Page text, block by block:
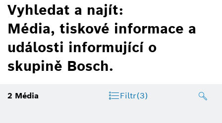
Vyhledat a najít:
Média, tiskové informace a
události informující o
skupině Bosch.
2 Média Filtr(3)